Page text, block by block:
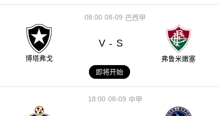
08-09
08:00 巴西甲
博塔弗戈
V - S
弗鲁米嫩塞
即将开始
08-09
18:00 中甲